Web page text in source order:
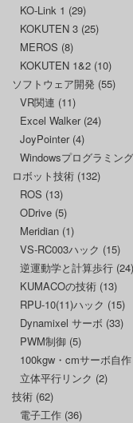
KO-Link 1 (29)
KOKUTEN 3 (25)
MEROS (8)
KOKUTEN 1&2 (10)
ソフトウェア開発 (55)
VR関連 (11)
Excel Walker(24)
JoyPointer(4)
Windowsプログラミング
ロボット技術 (132)
ROS (13)
ODrive (5)
Meridian (1)
VS-RC003ハック (15)
逆運動学と計算歩行 (24)
KUMACOの技術 (13)
RPU-10(11)ハック (15)
Dynamixel サーボ (33)
PWM制御 (5)
100kgw・cmサーボ自作
立体平行リンク (2)
技術 (62)
電子工作 (36)